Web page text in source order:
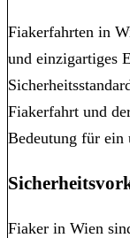
Fiakerfahrten in
und einzigartiges
Fiakerfahrt und
Bedeutung für ein
Fiaker in Wien